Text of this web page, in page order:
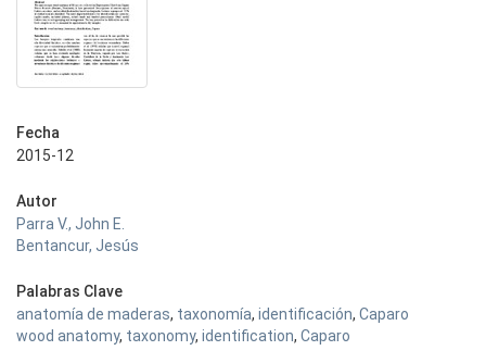
Fecha
2015-12
Autor
Parra V., John E.
Bentancur, Jesús
Palabras Clave
anatomía de maderas, taxonomía, identificación, Caparo
wood anatomy, taxonomy, identification, Caparo